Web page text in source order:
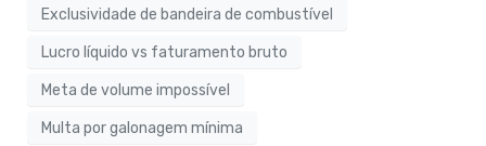
Exclusividade de bandeira de combustível
Lucro líquido vs faturamento bruto
Meta de volume impossível
Multa por galonagem mínima